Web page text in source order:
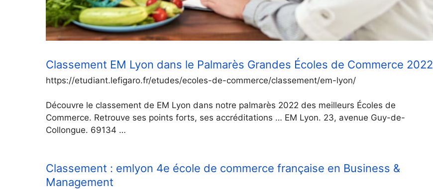
Classement EM Lyon dans le Palmarès Grandes Écoles de Commerce 2022
https://etudiant.lefigaro.fr/etudes/ecoles-de-commerce/classement/em-lyon/
Découvre le classement de EM Lyon dans notre palmarès 2022 des meilleurs Écoles de
Commerce. Retrouve ses points forts, ses accréditations … EM Lyon. 23, avenue Guy-de-
Collongue. 69134 …
Classement : emlyon 4e école de commerce française en Business &
Management